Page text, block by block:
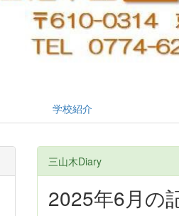
学校紹介
三山木Diary
2025年6月の